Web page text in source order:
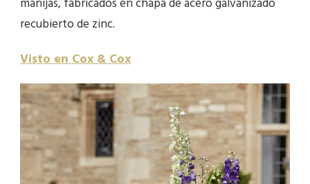
recubierto de zinc.
Visto en Cox & Cox